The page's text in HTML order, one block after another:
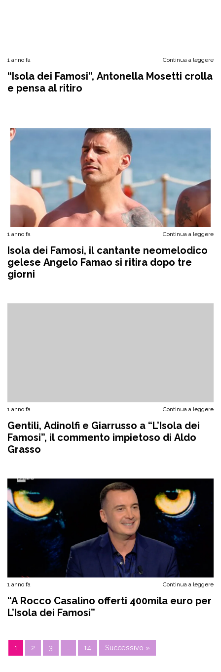
1 anno fa Continua a leggere
“Isola dei Famosi”, Antonella Mosetti crolla
e pensa al ritiro
1 anno fa Continua a leggere
Isola dei Famosi, il cantante neomelodico
gelese Angelo Famao si ritira dopo tre
giorni
1 anno fa Continua a leggere
Gentili, Adinolfi e Giarrusso a “L’Isola dei
Famosi”, il commento impietoso di Aldo
Grasso
1 anno fa Continua a leggere
“A Rocco Casalino offerti 400mila euro per
L’Isola dei Famosi”
1 2 3 14 Successivo »